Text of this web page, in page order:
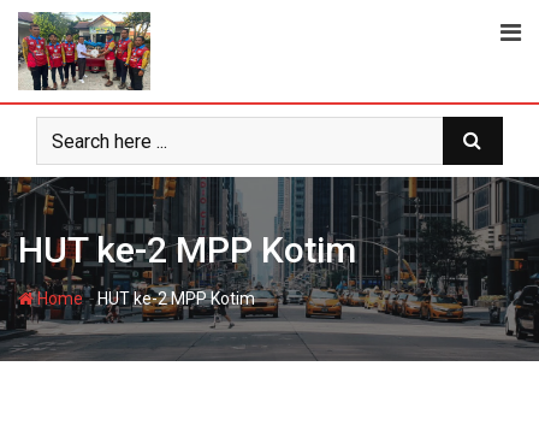
Skip
content
HUT ke-2 MPP Kotim
Home-HUT ke-2 MPP Kotim